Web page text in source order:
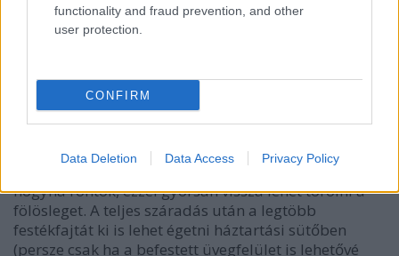
functionality and fraud prevention, and other
user protection.
CONFIRM
Data Deletion Data Access Privacy Policy
Nekem mindig van az asztalon fültisztító pálcika,
hogyha rontok, ezzel gyorsan vissza lehet törölni a
fölösleget. A teljes száradás után a legtöbb
festékfajtát ki is lehet égetni háztartási sütőben
(persze csak ha a befestett üvegfelület is lehetővé